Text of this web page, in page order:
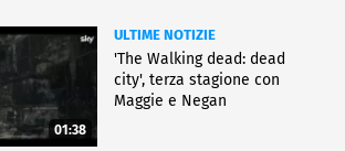
01:38
ULTIME NOTIZIE
'The Walking dead: dead
city', terza stagione con
Maggie e Negan